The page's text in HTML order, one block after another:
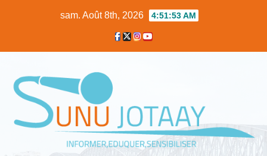
sam. Août 8th, 2026 4:51:54 AM